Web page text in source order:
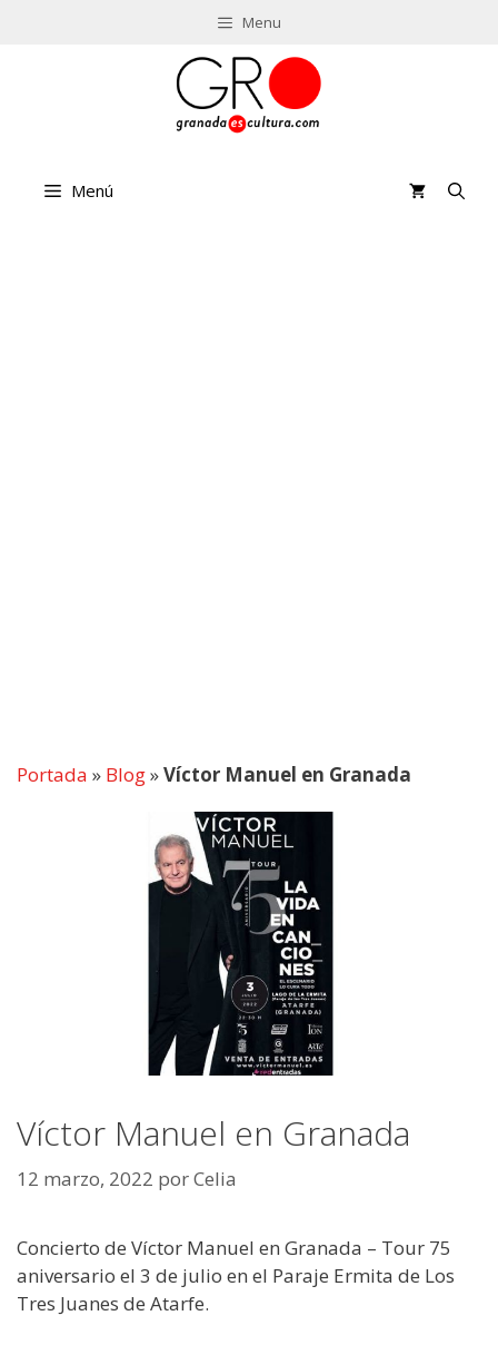
Menu
Menú
Portada » Blog»Víctor Manuel en Granada
Víctor Manuel en Granada
12 marzo, 2022 porCelia
Concierto de Víctor Manuel en Granada – Tour 75
aniversario el 3 de julio en el Paraje Ermita de Los
Tres Juanes de Atarfe.